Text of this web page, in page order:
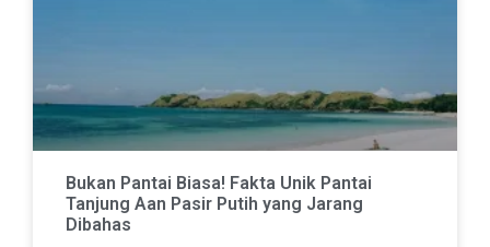
Bukan Pantai Biasa! Fakta Unik Pantai
Tanjung Aan Pasir Putih yang Jarang
Dibahas